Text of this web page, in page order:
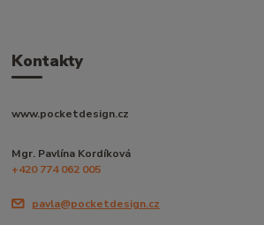
Kontakty
www.pocketdesign.cz
Mgr. Pavlína Kordíková
+420 774 062 005
pavla@pocketdesign.cz